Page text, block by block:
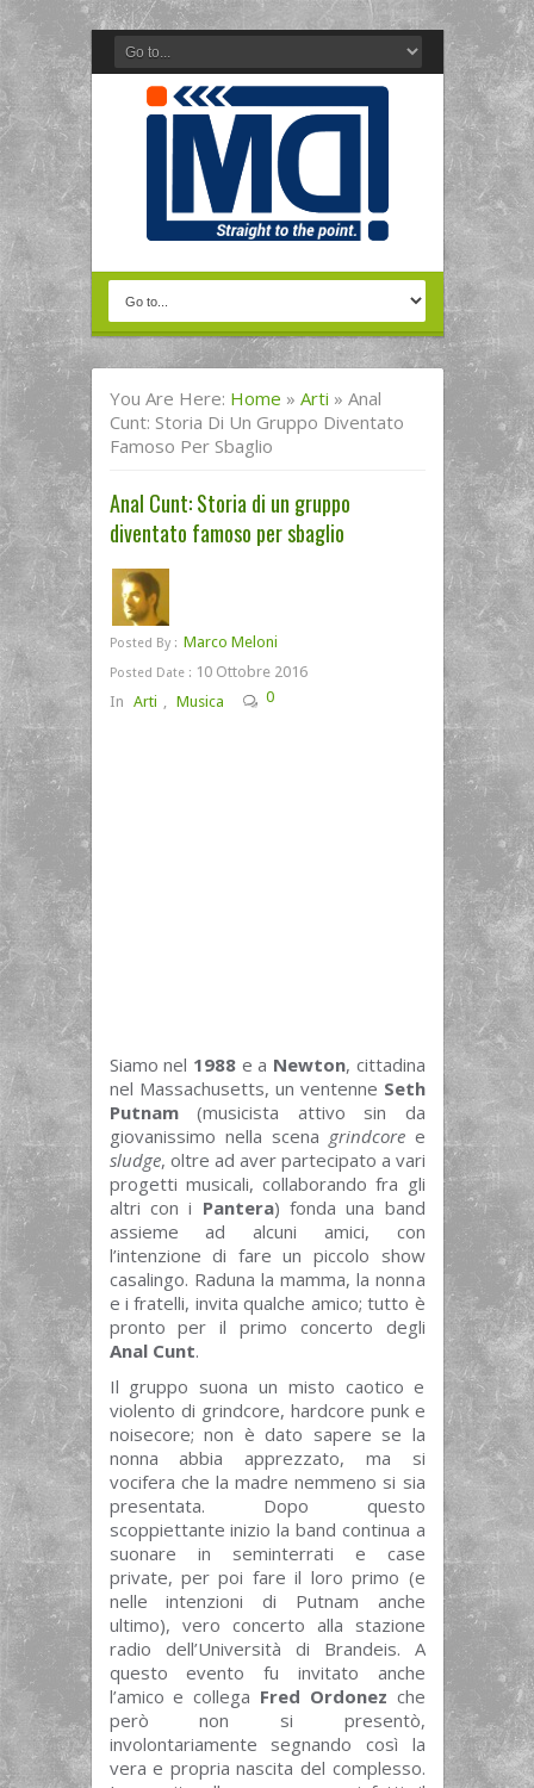
You Are Here: Home » Arti » Anal
Cunt: Storia Di Un Gruppo Diventato
Famoso Per Sbaglio
Anal Cunt: Storia di un gruppo
diventato famoso per sbaglio
Posted By : Marco Meloni
Posted Date : 10 Ottobre 2016
In Arti , Musica 0
Siamo nel 1988e a Newton, cittadina
nel Massachusetts, un ventenne Seth
Putnam(musicista attivo sin da
giovanissimo nella scena grindcoree
sludge, oltre ad aver partecipato a vari
progetti musicali, collaborando fra gli
altri con i Pantera) fonda una band
assieme ad alcuni amici, con
l’intenzione di fare un piccolo show
casalingo. Raduna la mamma, la nonna
e i fratelli, invita qualche amico; tutto è
pronto per il primo concerto degli
Anal Cunt.
Il gruppo suona un misto caotico e
violento di grindcore, hardcore punk e
noisecore; non è dato sapere se la
nonna abbia apprezzato, ma si
vocifera che la madre nemmeno si sia
presentata. Dopo questo
scoppiettante inizio la band continua a
suonare in seminterrati e case
private, per poi fare il loro primo (e
nelle intenzioni di Putnam anche
ultimo), vero concerto alla stazione
radio dell’Università di Brandeis. A
questo evento fu invitato anche
l’amico e collega Fred Ordonez che
però non si presentò,
involontariamente segnando così la
vera e propria nascita del complesso.